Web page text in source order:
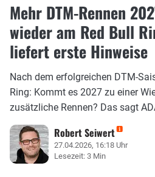
Mehr DTM-Rennen
wieder am Red Bull
liefert erste Hinweise
Nach dem erfolgreichen DTM-
Ring: Kommt es 2027 zu einer
zusätzliche Rennen? Das sagt
Robert Seiwert
27.04.2026, 16:18 Uhr
Lesezeit: 3 Min